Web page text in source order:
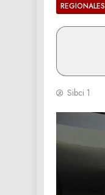
REGIONALES
Sibci 1